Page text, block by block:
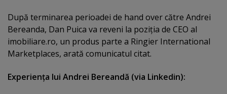
După terminarea perioadei de hand over către Andrei
Bereanda, Dan Puica va reveni la poziţia de CEO al
imobiliare.ro, un produs parte a Ringier International
Marketplaces, arată comunicatul citat.
Experienţa lui Andrei Bereandă (via Linkedin):